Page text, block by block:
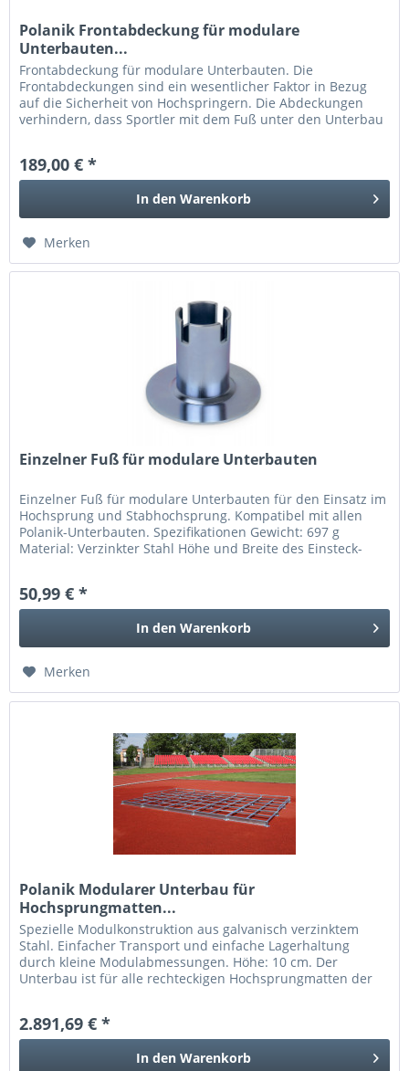
Polanik Frontabdeckung für modulare
Unterbauten...
Frontabdeckung für modulare Unterbauten. Die
Frontabdeckungen sind ein wesentlicher Faktor in Bezug
auf die Sicherheit von Hochspringern. Die Abdeckungen
verhindern, dass Sportler mit dem Fuß unter den Unterbau
189,00 € *
In den Warenkorb
Merken
Einzelner Fuß für modulare Unterbauten
Einzelner Fuß für modulare Unterbauten für den Einsatz im
Hochsprung und Stabhochsprung. Kompatibel mit allen
Polanik-Unterbauten. Spezifikationen Gewicht: 697 g
Material: Verzinkter Stahl Höhe und Breite des Einsteck-
50,99 € *
In den Warenkorb
Merken
Polanik Modularer Unterbau für
Hochsprungmatten...
Spezielle Modulkonstruktion aus galvanisch verzinktem
Stahl. Einfacher Transport und einfache Lagerhaltung
durch kleine Modulabmessungen. Höhe: 10 cm. Der
Unterbau ist für alle rechteckigen Hochsprungmatten der
2.891,69 € *
In den Warenkorb